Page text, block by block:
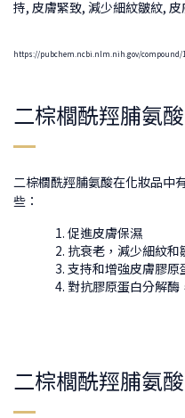
https://pubchem.ncbi.nlm.nih.gov/compound/
二棕櫚酰羥脯氨
二棕櫚酰羥脯氨酸在化妝品中
些：
促進皮膚保濕
抗衰老，減少細紋和
支持和增強皮膚膠原
對抗膠原蛋白分解
二棕櫚酰羥脯氨